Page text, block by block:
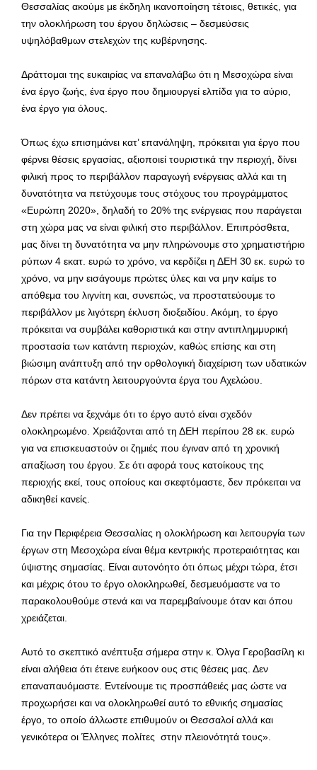
Θεσσαλίας ακούμε με έκδηλη ικανοποίηση τέτοιες, θετικές, για
την ολοκλήρωση του έργου δηλώσεις – δεσμεύσεις
υψηλόβαθμων στελεχών της κυβέρνησης.
Δράττομαι της ευκαιρίας να επαναλάβω ότι η Μεσοχώρα είναι
ένα έργο ζωής, ένα έργο που δημιουργεί ελπίδα για το αύριο,
ένα έργο για όλους.
Όπως έχω επισημάνει κατ’ επανάληψη, πρόκειται για έργο που
φέρνει θέσεις εργασίας, αξιοποιεί τουριστικά την περιοχή, δίνει
φιλική προς το περιβάλλον παραγωγή ενέργειας αλλά και τη
δυνατότητα να πετύχουμε τους στόχους του προγράμματος
«Ευρώπη 2020», δηλαδή το 20% της ενέργειας που παράγεται
στη χώρα μας να είναι φιλική στο περιβάλλον. Επιπρόσθετα,
μας δίνει τη δυνατότητα να μην πληρώνουμε στο χρηματιστήριο
ρύπων 4 εκατ. ευρώ το χρόνο, να κερδίζει η ΔΕΗ 30 εκ. ευρώ το
χρόνο, να μην εισάγουμε πρώτες ύλες και να μην καίμε το
απόθεμα του λιγνίτη και, συνεπώς, να προστατεύουμε το
περιβάλλον με λιγότερη έκλυση διοξειδίου. Ακόμη, το έργο
πρόκειται να συμβάλει καθοριστικά και στην αντιπλημμυρική
προστασία των κατάντη περιοχών, καθώς επίσης και στη
βιώσιμη ανάπτυξη από την ορθολογική διαχείριση των υδατικών
πόρων στα κατάντη λειτουργούντα έργα του Αχελώου.
Δεν πρέπει να ξεχνάμε ότι το έργο αυτό είναι σχεδόν
ολοκληρωμένο. Χρειάζονται από τη ΔΕΗ περίπου 28 εκ. ευρώ
για να επισκευαστούν οι ζημιές που έγιναν από τη χρονική
απαξίωση του έργου. Σε ότι αφορά τους κατοίκους της
περιοχής εκεί, τους οποίους και σκεφτόμαστε, δεν πρόκειται να
αδικηθεί κανείς.
Για την Περιφέρεια Θεσσαλίας η ολοκλήρωση και λειτουργία των
έργων στη Μεσοχώρα είναι θέμα κεντρικής προτεραιότητας και
ύψιστης σημασίας. Είναι αυτονόητο ότι όπως μέχρι τώρα, έτσι
και μέχρις ότου το έργο ολοκληρωθεί, δεσμευόμαστε να το
παρακολουθούμε στενά και να παρεμβαίνουμε όταν και όπου
χρειάζεται.
Αυτό το σκεπτικό ανέπτυξα σήμερα στην κ. Όλγα Γεροβασίλη κι
είναι αλήθεια ότι έτεινε ευήκοον ους στις θέσεις μας. Δεν
επαναπαυόμαστε. Εντείνουμε τις προσπάθειές μας ώστε να
προχωρήσει και να ολοκληρωθεί αυτό το εθνικής σημασίας
έργο, το οποίο άλλωστε επιθυμούν οι Θεσσαλοί αλλά και
γενικότερα οι Έλληνες πολίτες στην πλειονότητά τους».